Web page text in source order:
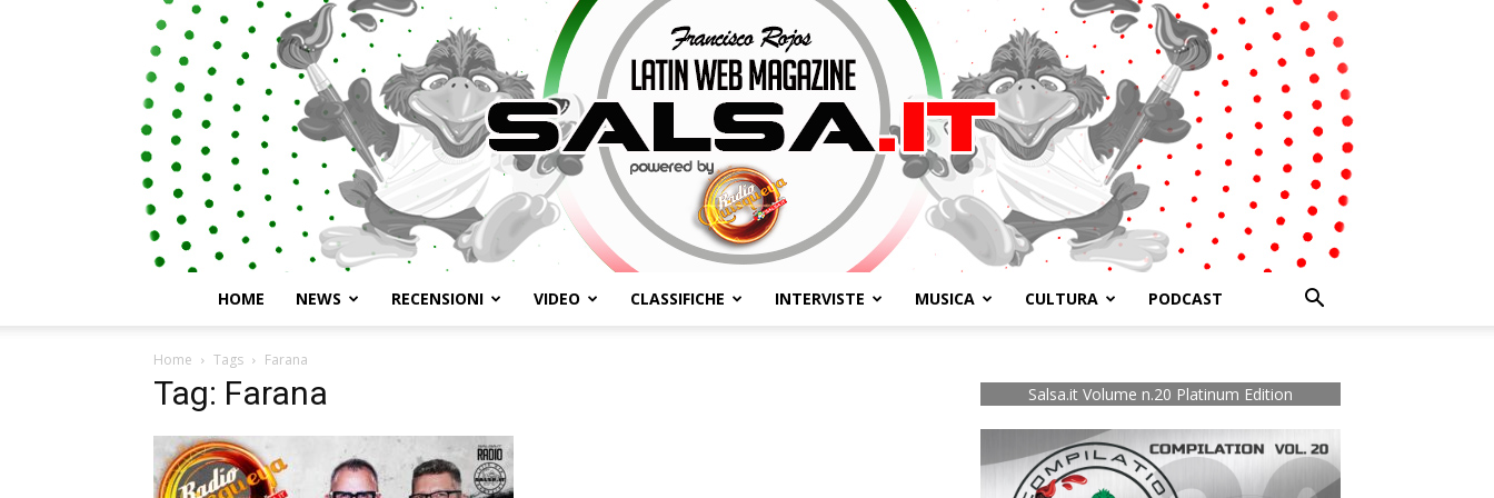
HOME NEWS RECENSIONI VIDEO CLASSIFICHE INTERVISTE MUSICA CULTURA PODCAST
Home Tags Farana
Tag: Farana Salsa.it Volume n.20 Platinum Edition